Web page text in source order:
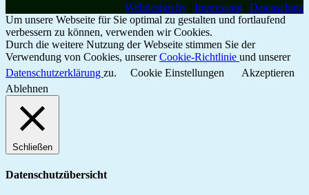
Webdesign by
Impressum
Datenschutz
Um unsere Webseite für Sie optimal zu gestalten und fortlaufend
verbessern zu können, verwenden wir Cookies.
Durch die weitere Nutzung der Webseite stimmen Sie der
Verwendung von Cookies, unsererCookie-Richtlinie und unserer
Datenschutzerklärung zu. Cookie Einstellungen
Akzeptieren
Ablehnen
Schließen
Datenschutzübersicht